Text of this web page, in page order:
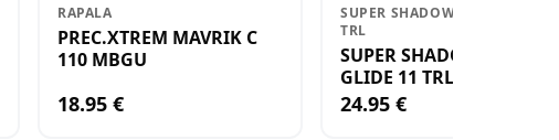
RAPALA
PREC.XTREM MAVRIK C
110 MBGU
18.95 €
SUPER SHADOW RAP GLIDE 11
TRL
SUPER SHADOW RAP
GLIDE 11 TRL
24.95 €